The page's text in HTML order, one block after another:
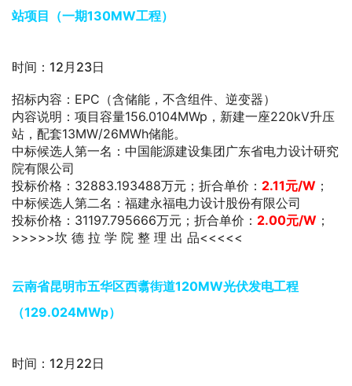
站项目（一期130MW工程）
时间：12月23日
招标内容：EPC（含储能，不含组件、逆变器）
内容说明：项目容量156.0104MWp，新建一座220kV升压
站，配套13MW/26MWh储能。
中标候选人第一名：中国能源建设集团广东省电力设计研究
院有限公司
投标价格：32883.193488万元；折合单价： 2.11元/W ；
中标候选人第二名：福建永福电力设计股份有限公司
投标价格：31197.795666万元；折合单价： 2.00元/W ；
>>>>>坎 德 拉 学 院 整 理 出 品<<<<<
云南省昆明市五华区西翥街道120MW光伏发电工程
（129.024MWp）
时间：12月22日